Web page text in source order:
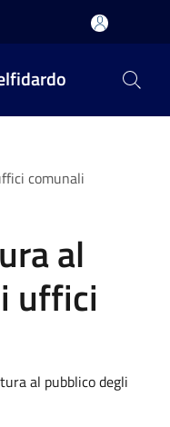
comunali
al
uffici
al pubblico degli